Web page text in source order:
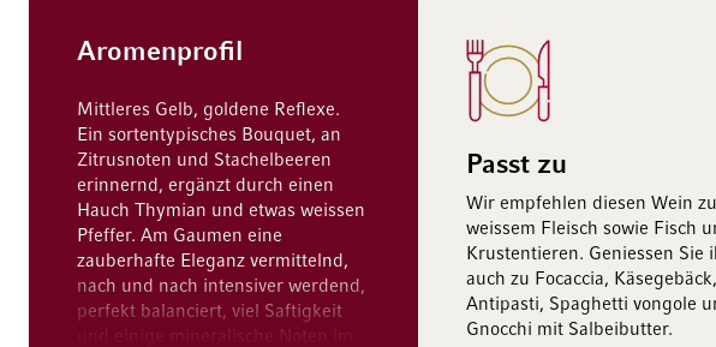
Aromenprofil
Mittleres Gelb, goldene Reflexe.
Ein sortentypisches Bouquet, an
Zitrusnoten und Stachelbeeren
erinnernd, ergänzt durch einen
Hauch Thymian und etwas weissen
Pfeffer. Am Gaumen eine
zauberhafte Eleganz vermittelnd,
nach und nach intensiver werdend,
perfekt balanciert, viel Saftigkeit
und einige mineralische Noten im
Passt zu
Wir empfehlen diesen Wein zu
weissem Fleisch sowie Fisch
Krustentieren. Geniessen Sie
auch zu Focaccia, Käsegebäck,
Antipasti, Spaghetti vongole
Gnocchi mit Salbeibutter.